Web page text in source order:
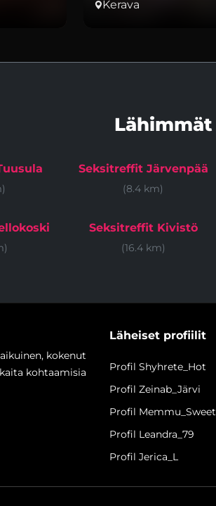
Kerava
Seksitreffit Järvenpää
(8.4 km)
Seksitreffit Kivistö
(16.4 km)
kokenut
kohtaamisia
Läheiset profiilit
Profil Shyhrete_Hot
Profil Zeinab_Järvi
Profil Memmu_Sweet
Profil Leandra_79
Profil Jerica_L